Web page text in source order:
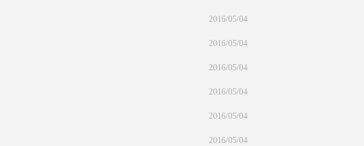
2016/05/04
2016/05/04
2016/05/04
2016/05/04
2016/05/04
2016/05/04